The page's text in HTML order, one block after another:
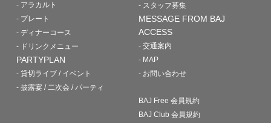
- アラカルト
- プレート
- ディナーコース
- ドリンクメニュー
PARTYPLAN
- 貸切ライブ / イベント
- 披露宴 / 二次会 / パーティ
- スタッフ募集
MESSAGE FROM BAJ
ACCESS
- 交通案内
- MAP
- お問い合わせ
BAJ Free 会員規約
BAJ Club 会員規約